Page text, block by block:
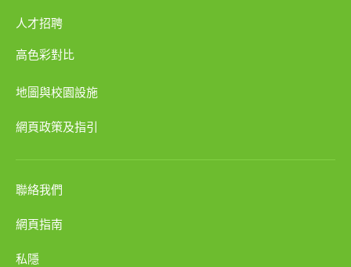
人才招聘
高色彩對比
地圖與校園設施
網頁政策及指引
聯絡我們
網頁指南
私隱